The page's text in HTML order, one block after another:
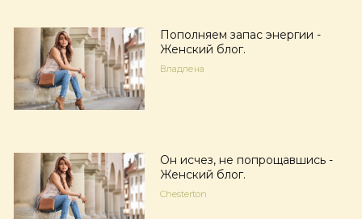
Пополняем запас энергии -
Женский блог.
Владлена
Он исчез, не попрощавшись -
Женский блог.
Chesterton